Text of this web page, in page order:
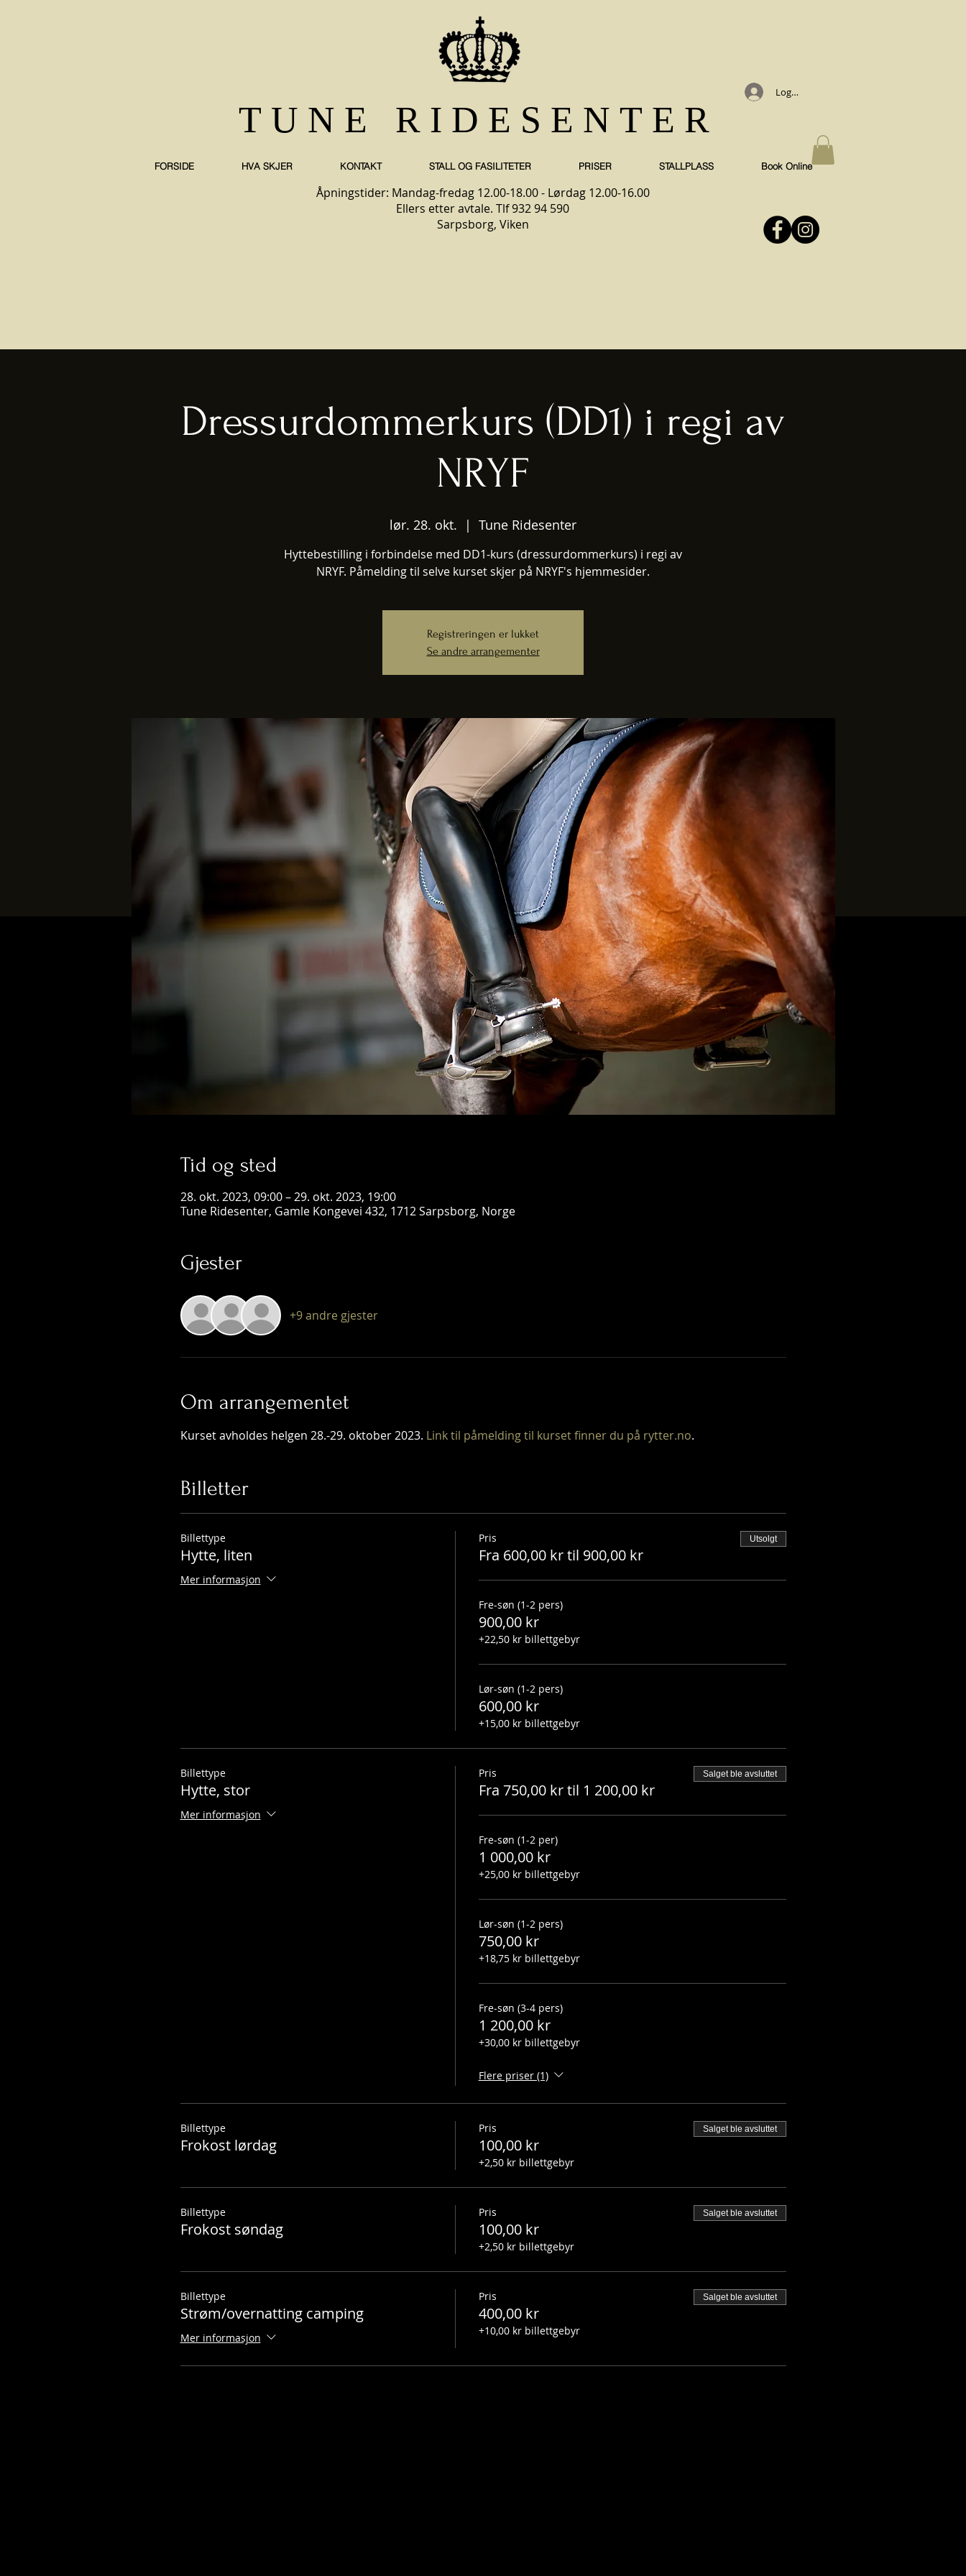
TUNE RIDESENTER
Logg inn
FORSIDE HVA SKJER KONTAKT STALL OG FASILITETER PRISER STALLPLASS Book Online
Åpningstider: Mandag-fredag 12.00-18.00 - Lørdag 12.00-16.00
Ellers etter avtale. Tlf 932 94 590
Sarpsborg, Viken
Dressurdommerkurs (DD1) i regi av
NRYF
lør. 28. okt.
  |
Tune Ridesenter
Hyttebestilling i forbindelse med DD1-kurs (dressurdommerkurs) i regi av
NRYF. Påmelding til selve kurset skjer på NRYF's hjemmesider.
Registreringen er lukket
Se andre arrangementer
Tid og sted
28. okt. 2023, 09:00 – 29. okt. 2023, 19:00
Tune Ridesenter, Gamle Kongevei 432, 1712 Sarpsborg, Norge
Gjester
+9 andre gjester
Om arrangementet
Kurset avholdes helgen 28.-29. oktober 2023. Link til påmelding til kurset finner du på rytter.no.
Billetter
Billettype
Hytte, liten
Mer informasjon
Pris
Fra 600,00 kr til 900,00 kr
Utsolgt
Fre-søn (1-2 pers)
900,00 kr
+22,50 kr billettgebyr
Lør-søn (1-2 pers)
600,00 kr
+15,00 kr billettgebyr
Billettype
Hytte, stor
Mer informasjon
Pris
Fra 750,00 kr til 1 200,00 kr
Salget ble avsluttet
Fre-søn (1-2 per)
1 000,00 kr
+25,00 kr billettgebyr
Lør-søn (1-2 pers)
750,00 kr
+18,75 kr billettgebyr
Fre-søn (3-4 pers)
1 200,00 kr
+30,00 kr billettgebyr
Flere priser (1)
Billettype
Frokost lørdag
Pris
100,00 kr
+2,50 kr billettgebyr
Salget ble avsluttet
Billettype
Frokost søndag
Pris
100,00 kr
+2,50 kr billettgebyr
Salget ble avsluttet
Billettype
Strøm/overnatting camping
Mer informasjon
Pris
400,00 kr
+10,00 kr billettgebyr
Salget ble avsluttet